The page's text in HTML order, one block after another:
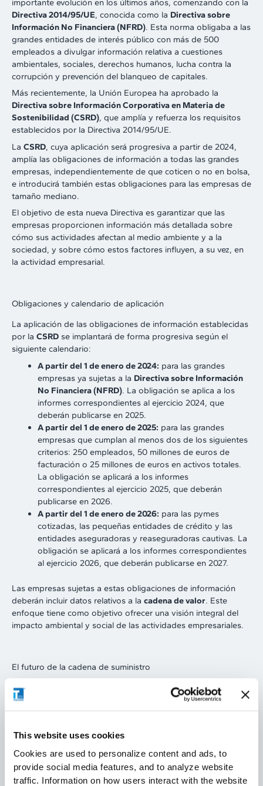
This website uses cookies
Cookies are used to personalize content and ads, to
provide social media features, and to analyze website
traffic. Information on how users interact with the website
importante evolución en los últimos años, comenzando con la
Directiva 2014/95/UE, conocida como la Directiva sobre
Información No Financiera (NFRD). Esta norma obligaba a las
grandes entidades de interés público con más de 500
empleados a divulgar información relativa a cuestiones
ambientales, sociales, derechos humanos, lucha contra la
corrupción y prevención del blanqueo de capitales.
Más recientemente, la Unión Europea ha aprobado la
Directiva sobre Información Corporativa en Materia de
Sostenibilidad (CSRD), que amplía y refuerza los requisitos
establecidos por la Directiva 2014/95/UE.
La CSRD, cuya aplicación será progresiva a partir de 2024,
amplía las obligaciones de información a todas las grandes
empresas, independientemente de que coticen o no en bolsa,
e introducirá también estas obligaciones para las empresas de
tamaño mediano.
El objetivo de esta nueva Directiva es garantizar que las
empresas proporcionen información más detallada sobre
cómo sus actividades afectan al medio ambiente y a la
sociedad, y sobre cómo estos factores influyen, a su vez, en
la actividad empresarial.
Obligaciones y calendario de aplicación
La aplicación de las obligaciones de información establecidas
por la CSRD se implantará de forma progresiva según el
siguiente calendario:
A partir del 1 de enero de 2024: para las grandes
empresas ya sujetas a la Directiva sobre Información
No Financiera (NFRD). La obligación se aplica a los
informes correspondientes al ejercicio 2024, que
deberán publicarse en 2025.
A partir del 1 de enero de 2025: para las grandes
empresas que cumplan al menos dos de los siguientes
criterios: 250 empleados, 50 millones de euros de
facturación o 25 millones de euros en activos totales.
La obligación se aplicará a los informes
correspondientes al ejercicio 2025, que deberán
publicarse en 2026.
A partir del 1 de enero de 2026: para las pymes
cotizadas, las pequeñas entidades de crédito y las
entidades aseguradoras y reaseguradoras cautivas. La
obligación se aplicará a los informes correspondientes
al ejercicio 2026, que deberán publicarse en 2027.
Las empresas sujetas a estas obligaciones de información
deberán incluir datos relativos a la cadena de valor. Este
enfoque tiene como objetivo ofrecer una visión integral del
impacto ambiental y social de las actividades empresariales.
El futuro de la cadena de suministro
El principal desafío para las empresas será recopilar y
gestionar el gran volumen de datos necesario para garantizar
Product Passport – DPP), una especie de «gemelo digital»
que acompañará al producto durante todo su ciclo de vida.
Las empresas deberán adoptar un enfoque proactivo,
invirtiendo en tecnologías digitales y colaborando con todo el